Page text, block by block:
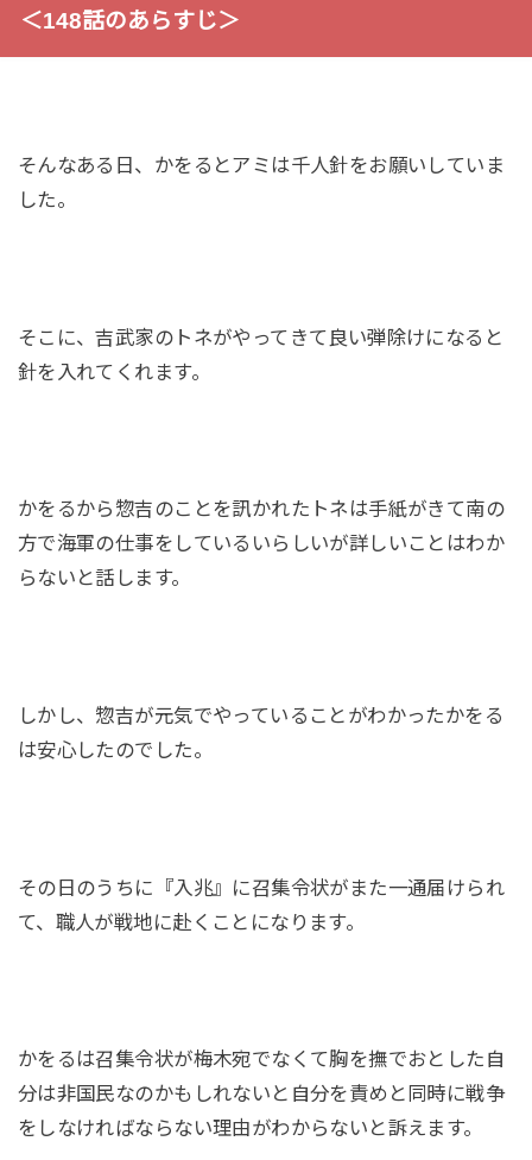
＜148話のあらすじ＞
そんなある日、かをるとアミは千人針をお願いしていま
した。
そこに、吉武家のトネがやってきて良い弾除けになると
針を入れてくれます。
かをるから惣吉のことを訊かれたトネは手紙がきて南の
方で海軍の仕事をしているいらしいが詳しいことはわか
らないと話します。
しかし、惣吉が元気でやっていることがわかったかをる
は安心したのでした。
その日のうちに『入兆』に召集令状がまた一通届けられ
て、職人が戦地に赴くことになります。
かをるは召集令状が梅木宛でなくて胸を撫でおとした自
分は非国民なのかもしれないと自分を責めと同時に戦争
をしなければならない理由がわからないと訴えます。